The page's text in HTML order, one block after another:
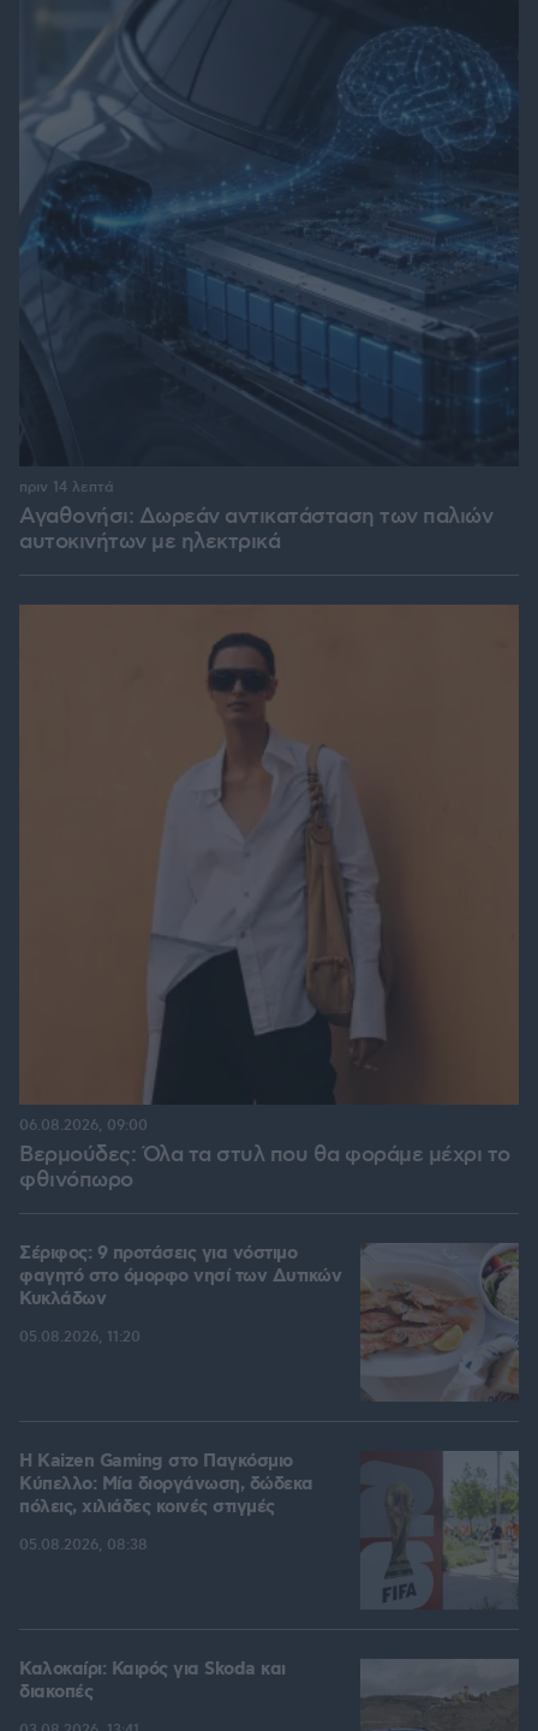
Αγαθονήσι: Δωρεάν αντικατάσταση των παλιών
αυτοκινήτων με ηλεκτρικά
πριν 14 λεπτά
Βερμούδες: Όλα τα στυλ που θα φοράμε μέχρι το
φθινόπωρο
06.08.2026, 09:00
Σέριφος: 9 προτάσεις για νόστιμο
φαγητό στο όμορφο νησί των Δυτικών
Κυκλάδων
05.08.2026, 11:20
H Kaizen Gaming στο Παγκόσμιο
Kύπελλο: Μία διοργάνωση, δώδεκα
πόλεις, χιλιάδες κοινές στιγμές
05.08.2026, 08:38
Καλοκαίρι: Καιρός για Skoda και
διακοπές